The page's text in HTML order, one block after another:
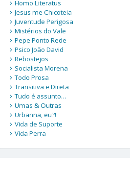
Homo Literatus
Jesus me Chicoteia
Juventude Perigosa
Mistérios do Vale
Pepe Ponto Rede
Psico João David
Rebostejos
Socialista Morena
Todo Prosa
Transitiva e Direta
Tudo é assunto…
Umas & Outras
Urbanna, eu?!
Vida de Suporte
Vida Perra